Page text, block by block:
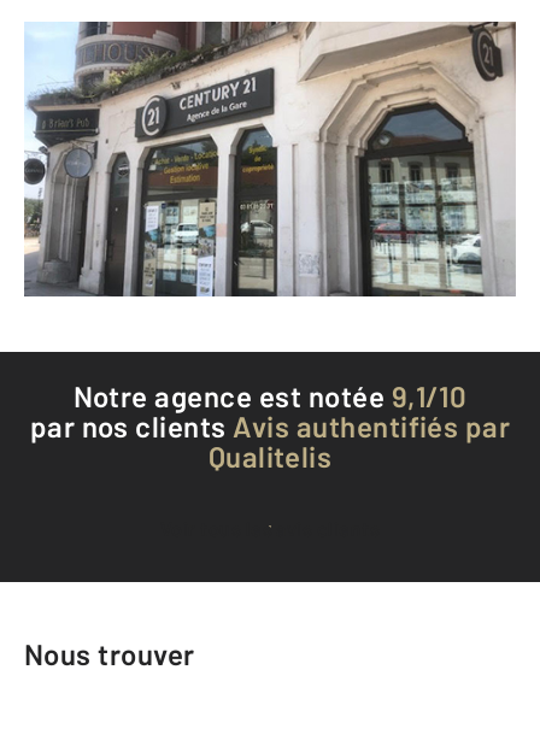
CENTURY 21 Agence de la Gare
17 place du Général de Gaulle
MONTBELIARD - 25200
Envoyer un message
Téléphoner à l'agence
Notre agence est notée 9,1/10
par nos clients Avis authentifiés par
Qualitelis
Voir tous les avis clients
Nous trouver